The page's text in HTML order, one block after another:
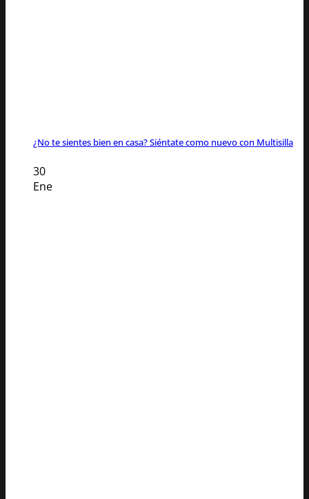
¿No te sientes bien en casa? Siéntate como nuevo con Multisilla
30
Ene